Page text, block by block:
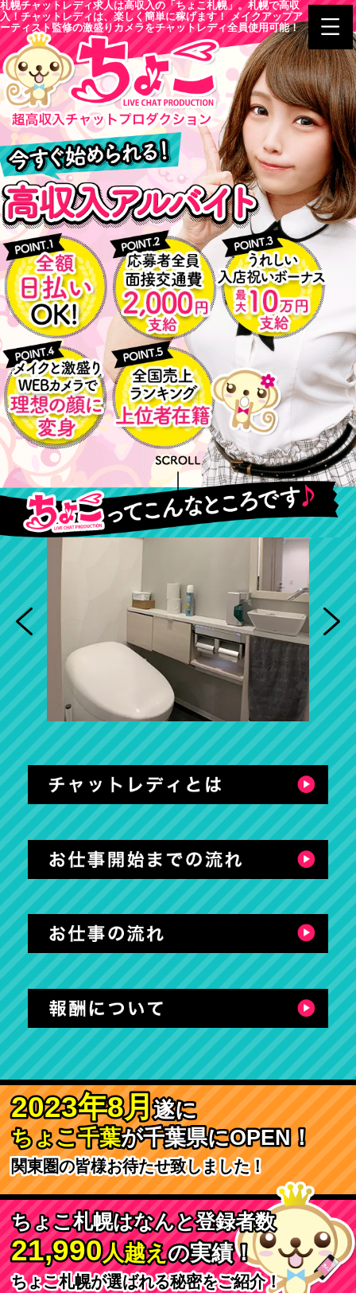
札幌チャットレディ求人は高収入の「ちょこ札幌」。札幌で高収
入！チャットレディは、楽しく簡単に稼げます！ メイクアップア
ーティスト監修の激盛りカメラをチャットレディ全員使用可能！
2023年8月遂に
2023年8月遂に
ちょこ千葉が千葉県にOPEN！
ちょこ千葉が千葉県にOPEN！
関東圏の皆様お待たせ致しました！
関東圏の皆様お待たせ致しました！
ちょこ札幌はなんと登録者数
ちょこ札幌はなんと登録者数
21,990人越えの実績！
21,990人越えの実績！
ちょこ札幌が選ばれる秘密をご紹介！
ちょこ札幌が選ばれる秘密をご紹介！